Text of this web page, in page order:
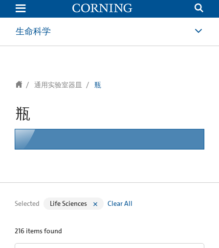
text.skipToContent
text.skipToNavigation
生命科学
通用实验室器皿 瓶
瓶
Selected Life Sciences Clear All
216 items found